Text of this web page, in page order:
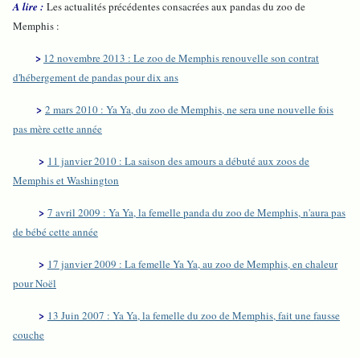
A lire : Les actualités précédentes consacrées aux pandas du zoo de
Memphis :
> 12 novembre 2013 : Le zoo de Memphis renouvelle son contrat
d'hébergement de pandas pour dix ans
> 2 mars 2010 : Ya Ya, du zoo de Memphis, ne sera une nouvelle fois
pas mère cette année
> 11 janvier 2010 : La saison des amours a débuté aux zoos de
Memphis et Washington
> 7 avril 2009 : Ya Ya, la femelle panda du zoo de Memphis, n'aura pas
de bébé cette année
> 17 janvier 2009 : La femelle Ya Ya, au zoo de Memphis, en chaleur
pour Noël
> 13 Juin 2007 : Ya Ya, la femelle du zoo de Memphis, fait une fausse
couche